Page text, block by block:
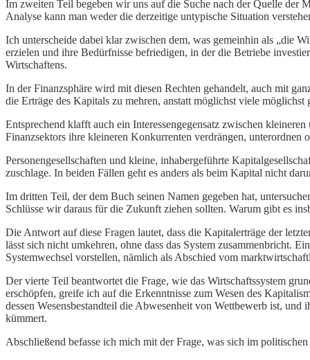
Im zweiten Teil begeben wir uns auf die Suche nach der Quelle der
Analyse kann man weder die derzeitige untypische Situation
Ich unterscheide dabei klar zwischen dem, was gemeinhin als „die
erzielen und ihre Bedürfnisse befriedigen, in der die Betriebe
Wirtschaftens.
In der Finanzsphäre wird mit diesen Rechten gehandelt, auch mit
die Erträge des Kapitals zu mehren, anstatt möglichst viele
Entsprechend klafft auch ein Interessengegensatz zwischen
Finanzsektors ihre kleineren Konkurrenten verdrängen, unterordnen
Personengesellschaften und kleine, inhabergeführte
zuschlage. In beiden Fällen geht es anders als beim Kapital nicht
Im dritten Teil, der dem Buch seinen Namen gegeben hat,
Schlüsse wir daraus für die Zukunft ziehen sollten. Warum gibt es
Die Antwort auf diese Fragen lautet, dass die Kapitalerträge der
lässt sich nicht umkehren, ohne dass das System zusammenbricht.
Systemwechsel vorstellen, nämlich als Abschied vom
Der vierte Teil beantwortet die Frage, wie das Wirtschaftssystem
erschöpfen, greife ich auf die Erkenntnisse zum Wesen des
dessen Wesensbestandteil die Abwesenheit von Wettbewerb ist,
kümmert.
Abschließend befasse ich mich mit der Frage, was sich im